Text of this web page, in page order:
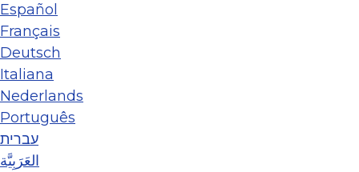
Español
Français
Deutsch
Italiana
Nederlands
Português
עברית
العَرَبِيَّة